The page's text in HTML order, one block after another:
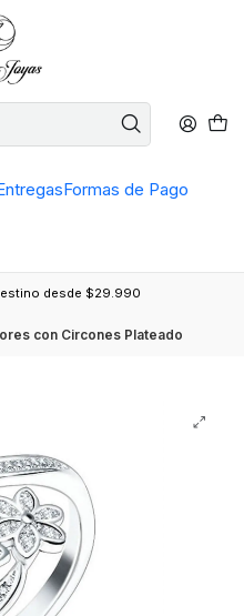
Formas de Pago
desde $29.990
con Circones Plateado